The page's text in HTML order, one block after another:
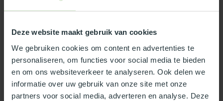
Deze website maakt gebruik van cookies
We gebruiken cookies om content en advertenties te
personaliseren, om functies voor social media te bieden
en om ons websiteverkeer te analyseren. Ook delen we
informatie over uw gebruik van onze site met onze
partners voor social media, adverteren en analyse. Deze
Productomschrijving
Specificaties
Reviews